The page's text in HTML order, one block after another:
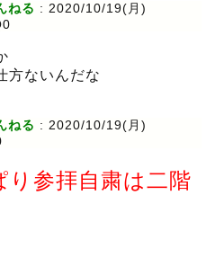
ねる : 2020/10/19(月)
方ないんだな
ねる : 2020/10/19(月)
参拝自粛は二階